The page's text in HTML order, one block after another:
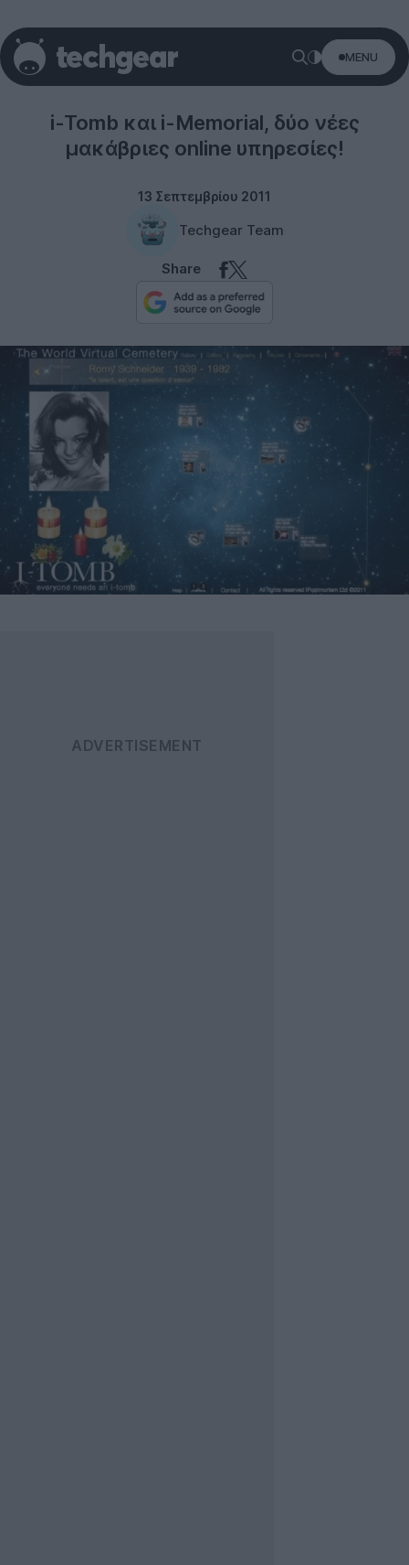
MENU
i-Tomb και i-Memorial, δύο νέες
μακάβριες online υπηρεσίες!
13 Σεπτεμβρίου 2011
Techgear Team
Share